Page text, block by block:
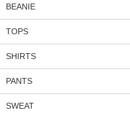
BEANIE
TOPS
SHIRTS
PANTS
SWEAT